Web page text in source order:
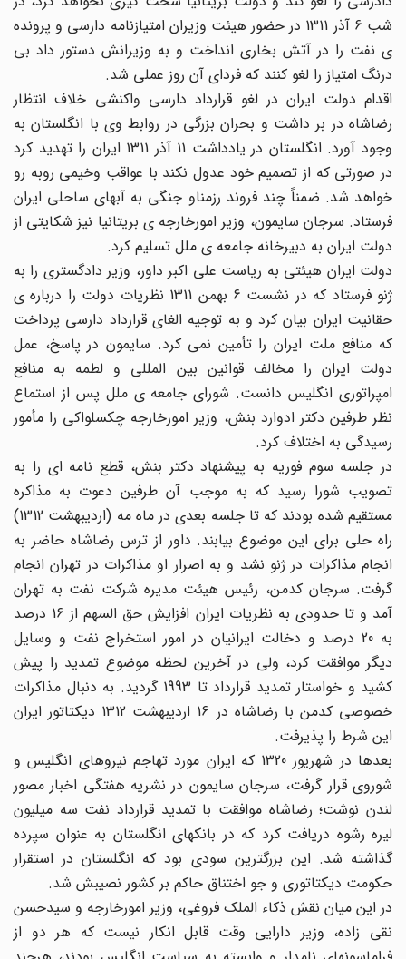
شب 6 آذر 1311 در حضور هیئت وزیران امتیازنامه دارسی و پرونده
ی نفت را در آتش بخاری انداخت و به وزیرانش دستور داد بی
درنگ امتیاز را لغو کنند که فردای آن روز عملی شد.
اقدام دولت ایران در لغو قرارداد دارسی واکنشی خلاف انتظار
رضاشاه در بر داشت و بحران بزرگی در روابط وی با انگلستان به
وجود آورد. انگلستان در یادداشت 11 آذر 1311 ایران را تهدید کرد
در صورتی که از تصمیم خود عدول نکند با عواقب وخیمی روبه رو
خواهد شد. ضمناً چند فروند رزمناو جنگی به آبهای ساحلی ایران
فرستاد. سرجان سایمون، وزیر امورخارجه ی بریتانیا نیز شکایتی از
دولت ایران به دبیرخانه جامعه ی ملل تسلیم کرد.
دولت ایران هیئتی به ریاست علی اکبر داور، وزیر دادگستری را به
ژنو فرستاد که در نشست 6 بهمن 1311 نظریات دولت را درباره ی
حقانیت ایران بیان کرد و به توجیه الغای قرارداد دارسی پرداخت
که منافع ملت ایران را تأمین نمی کرد. سایمون در پاسخ، عمل
دولت ایران را مخالف قوانین بین المللی و لطمه به منافع
امپراتوری انگلیس دانست. شورای جامعه ی ملل پس از استماع
نظر طرفین دکتر ادوارد بنش، وزیر امورخارجه چکسلواکی را مأمور
رسیدگی به اختلاف کرد.
در جلسه سوم فوریه به پیشنهاد دکتر بنش، قطع نامه ای را به
تصویب شورا رسید که به موجب آن طرفین دعوت به مذاکره
مستقیم شده بودند که تا جلسه بعدی در ماه مه (اردیبهشت 1312)
راه حلی برای این موضوع بیابند. داور از ترس رضاشاه حاضر به
انجام مذاکرات در ژنو نشد و به اصرار او مذاکرات در تهران انجام
گرفت. سرجان کدمن، رئیس هیئت مدیره شرکت نفت به تهران
آمد و تا حدودی به نظریات ایران افزایش حق السهم از 16 درصد
به 20 درصد و دخالت ایرانیان در امور استخراج نفت و وسایل
دیگر موافقت کرد، ولی در آخرین لحظه موضوع تمدید را پیش
کشید و خواستار تمدید قرارداد تا 1993 گردید. به دنبال مذاکرات
خصوصی کدمن با رضاشاه در 16 اردیبهشت 1312 دیکتاتور ایران
این شرط را پذیرفت.
بعدها در شهریور 1320 که ایران مورد تهاجم نیروهای انگلیس و
شوروی قرار گرفت، سرجان سایمون در نشریه هفتگی اخبار مصور
لندن نوشت؛ رضاشاه موافقت با تمدید قرارداد نفت سه میلیون
لیره رشوه دریافت کرد که در بانکهای انگلستان به عنوان سپرده
گذاشته شد. این بزرگترین سودی بود که انگلستان در استقرار
حکومت دیکتاتوری و جو اختناق حاکم بر کشور نصیبش شد.
در این میان نقش ذکاء الملک فروغی، وزیر امورخارجه و سیدحسن
نقی زاده، وزیر دارایی وقت قابل انکار نیست که هر دو از